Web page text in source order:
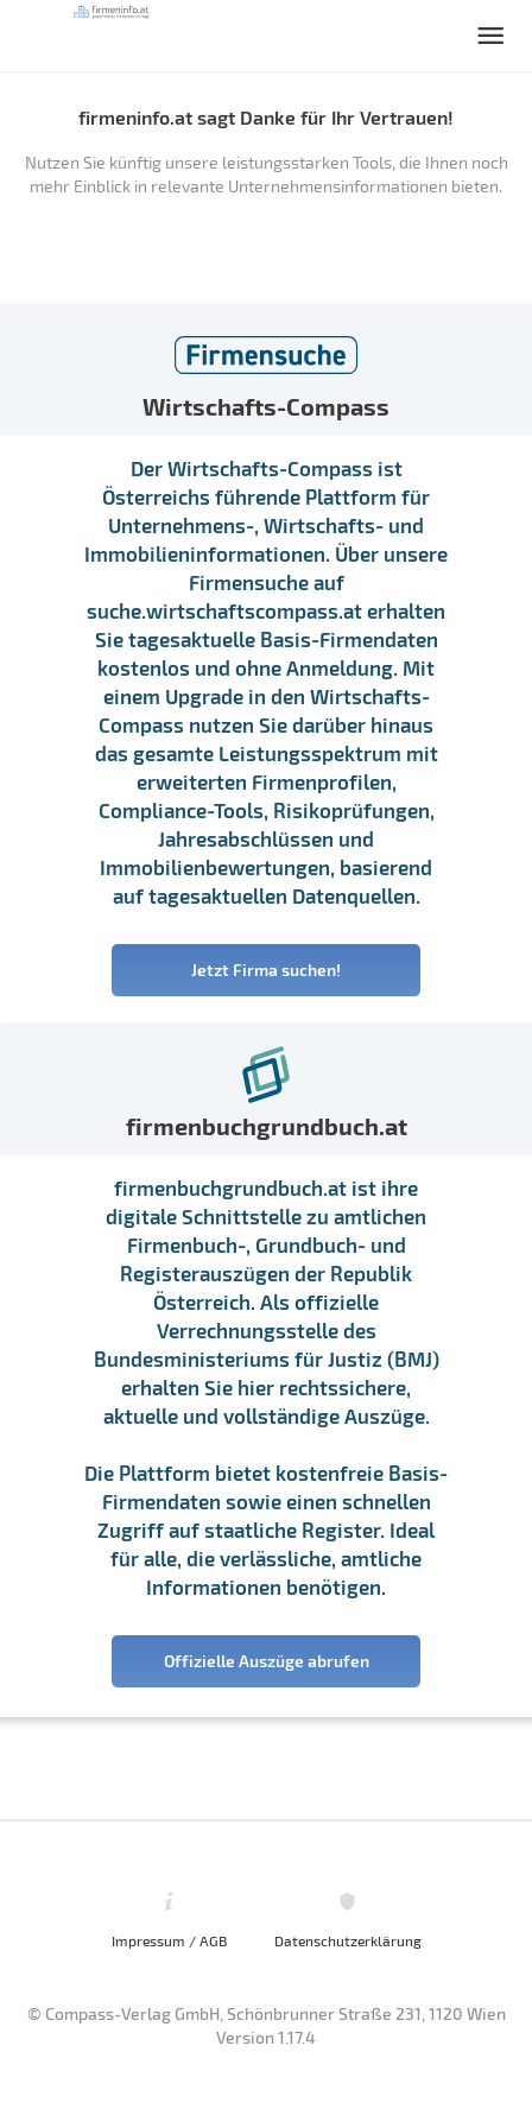
firmeninfo.at sagt Danke für Ihr Vertrauen!
Nutzen Sie künftig unsere leistungsstarken Tools, die Ihnen noch
mehr Einblick in relevante Unternehmensinformationen bieten.
Wirtschafts-Compass
Der Wirtschafts-Compass ist
Österreichs führende Plattform für
Unternehmens-, Wirtschafts- und
Immobilieninformationen. Über unsere
Firmensuche auf
suche.wirtschaftscompass.at erhalten
Sie tagesaktuelle Basis-Firmendaten
kostenlos und ohne Anmeldung. Mit
einem Upgrade in den Wirtschafts-
Compass nutzen Sie darüber hinaus
das gesamte Leistungsspektrum mit
erweiterten Firmenprofilen,
Compliance-Tools, Risikoprüfungen,
Jahresabschlüssen und
Immobilienbewertungen, basierend
auf tagesaktuellen Datenquellen.
Jetzt Firma suchen!
firmenbuchgrundbuch.at
firmenbuchgrundbuch.at ist ihre
digitale Schnittstelle zu amtlichen
Firmenbuch-, Grundbuch- und
Registerauszügen der Republik
Österreich. Als offizielle
Verrechnungsstelle des
Bundesministeriums für Justiz (BMJ)
erhalten Sie hier rechtssichere,
aktuelle und vollständige Auszüge.
Die Plattform bietet kostenfreie Basis-
Firmendaten sowie einen schnellen
Zugriff auf staatliche Register. Ideal
für alle, die verlässliche, amtliche
Informationen benötigen.
Offizielle Auszüge abrufen
Impressum / AGB Datenschutzerklärung
© Compass-Verlag GmbH, Schönbrunner Straße 231, 1120 Wien
Version 1.17.4